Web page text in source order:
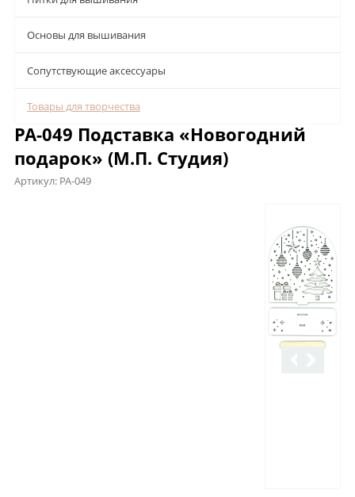
Основы для вышивания
Сопутствующие аксессуары
Товары для творчества
РА-049 Подставка «Новогодний
подарок» (М.П. Студия)
Артикул: РА-049